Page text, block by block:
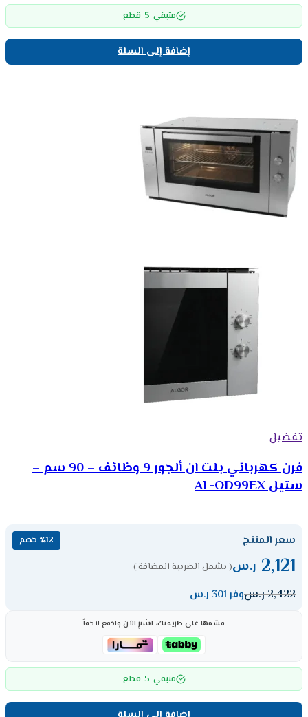
متبقي 5 قطع
إضافة إلى السلة
تفضيل
فرن كهربائي بلت ان ألجور 9 وظائف – 90 سم –
ستيل AL-OD99EX
سعر المنتج ٪12 خصم
2,121 ر.س( يشمل الضريبة المضافة )
2,422ر.سوفر 301 ر.س
قسّمها على طريقتك، اشترِ الآن وادفع لاحقاً
متبقي 5 قطع